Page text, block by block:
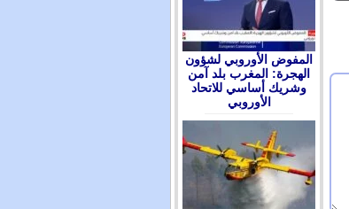
المفوض الأوروبي لشؤون
الهجرة: المغرب بلد آمن
وشريك أساسي للاتحاد
الأوروبي